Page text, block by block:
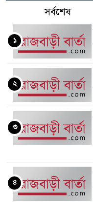
সর্বশেষ
১
২
৩
৪